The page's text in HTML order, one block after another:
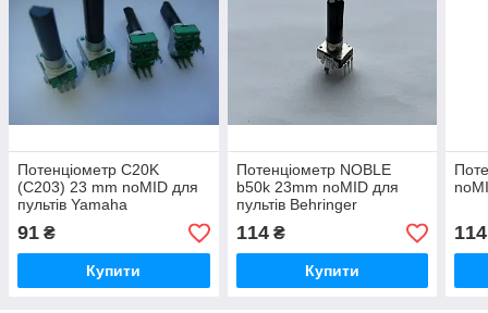
Потенціометр C20K
(C203) 23 mm noMID для
пультів Yamaha
91 ₴
Купити
Потенціометр NOBLE
b50k 23mm noMID для
пультів Behringer
114₴
Купити
114